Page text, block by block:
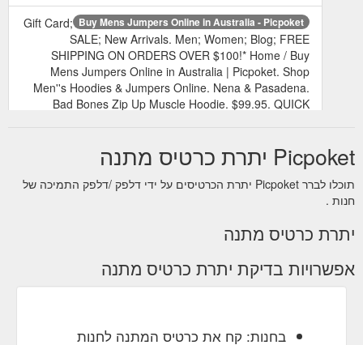
Buy Mens Jumpers Online in Australia - Picpoket
Gift Card;
SALE; New Arrivals. Men; Women; Blog; FREE
SHIPPING ON ORDERS OVER $100!* Home / Buy
Mens Jumpers Online in Australia | Picpoket. Shop
Men''s Hoodies & Jumpers Online. Nena & Pasadena.
Bad Bones Zip Up Muscle Hoodie. $99.95. QUICK
AU/UK 30/S 32/M 34/L 36/XL 38/XXL; CHEST (CM) 90:
https://www.picpoket.com.au/collections/hoodies-
cloaks
Gift Card; SALE; New Arrivals. Men; Women; Blog;
Buy Online Men’s T-Shirts & Singlets Australia |
Picpoket. Shop Men''s T-shirts & Singlets Online. Nena
Back Pocket T-shirt - White . $39.95. Quantity Size
Picpoket יתרת כרטיס מתנה
תוכלו לברר Picpoket יתרת הכרטיסים על ידי דלפק /דלפק התמיכה של
חנות .
יתרת כרטיס מתנה
אפשרויות בדיקת יתרת כרטיס מתנה
בחנות: קח את כרטיס המתנה לחנות